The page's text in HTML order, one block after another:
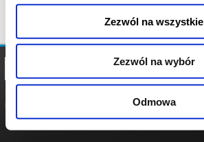
Zezwól na wszystkie
Zezwól na wybór
Odmowa
POLITYKA